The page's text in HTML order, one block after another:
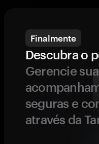
Finalmente
Descubra o
Gerencie
seguras e
através da